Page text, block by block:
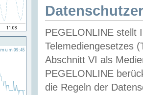
PEGELONLINE stellt
Telemediengesetzes
Abschnitt VI als
PEGELONLINE
die Regeln der